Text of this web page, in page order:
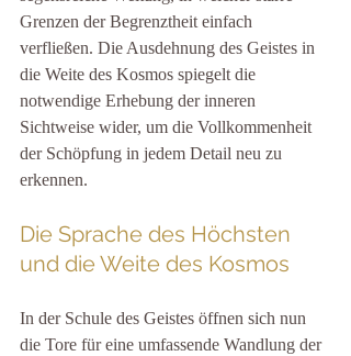
Grenzen der Begrenztheit einfach
verfließen. Die Ausdehnung des Geistes in
die Weite des Kosmos spiegelt die
notwendige Erhebung der inneren
Sichtweise wider, um die Vollkommenheit
der Schöpfung in jedem Detail neu zu
erkennen.
Die Sprache des Höchsten
und die Weite des Kosmos
In der Schule des Geistes öffnen sich nun
die Tore für eine umfassende Wandlung der